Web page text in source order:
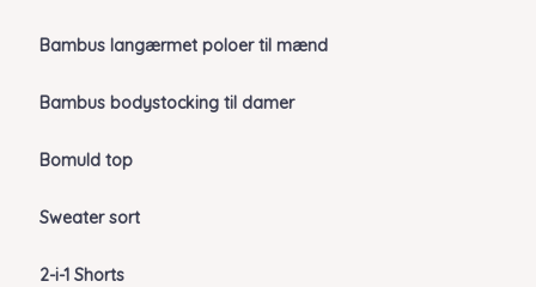
Bambus langærmet poloer til mænd
Bambus bodystocking til damer
Bomuld top
Sweater sort
2-i-1 Shorts